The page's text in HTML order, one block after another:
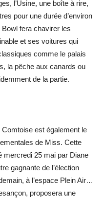
l’Usine, une boîte à rire,
pour une durée d’environ
fera chavirer les
et ses voitures qui
comme le palais
la pêche aux canards ou
de la partie.
est également le
de Miss. Cette
mercredi 25 mai par Diane
gagnante de l’élection
à l’espace Plein Air…
proposera une